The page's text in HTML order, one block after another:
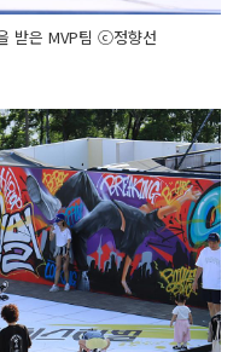
받은 MVP팀 ⓒ정향선